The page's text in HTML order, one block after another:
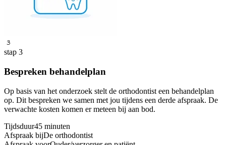
3
stap 3
Bespreken behandelplan
Op basis van het onderzoek stelt de orthodontist een behandelplan
op. Dit bespreken we samen met jou tijdens een derde afspraak. De
verwachte kosten komen er meteen bij aan bod.
Tijdsduur45 minuten
Afspraak bijDe orthodontist